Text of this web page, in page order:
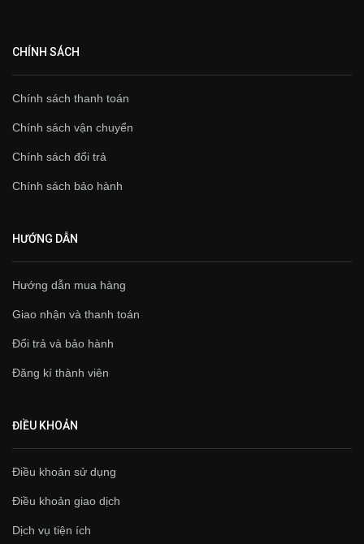
CHÍNH SÁCH
Chính sách thanh toán
Chính sách vận chuyển
Chính sách đổi trả
Chính sách bảo hành
HƯỚNG DẪN
Hướng dẫn mua hàng
Giao nhận và thanh toán
Đổi trả và bảo hành
Đăng kí thành viên
ĐIỀU KHOẢN
Điều khoản sử dụng
Điều khoản giao dịch
Dịch vụ tiện ích